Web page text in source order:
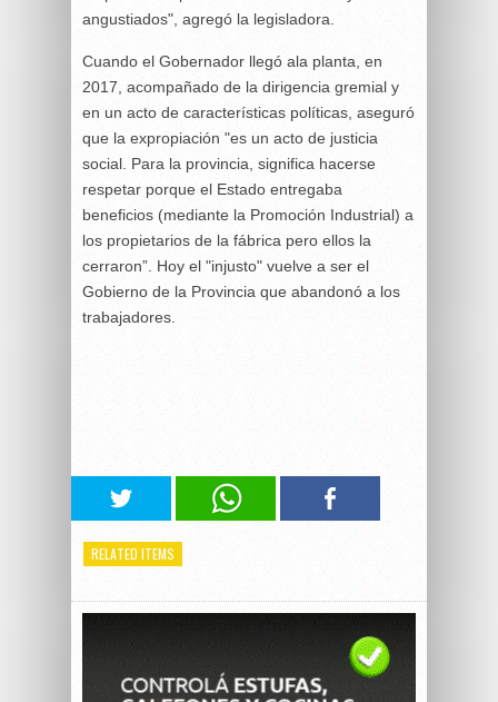
angustiados", agregó la legisladora.
Cuando el Gobernador llegó ala planta, en
2017, acompañado de la dirigencia gremial y
en un acto de características políticas, aseguró
que la expropiación "es un acto de justicia
social. Para la provincia, significa hacerse
respetar porque el Estado entregaba
beneficios (mediante la Promoción Industrial) a
los propietarios de la fábrica pero ellos la
cerraron”. Hoy el "injusto" vuelve a ser el
Gobierno de la Provincia que abandonó a los
trabajadores.
RELATED ITEMS